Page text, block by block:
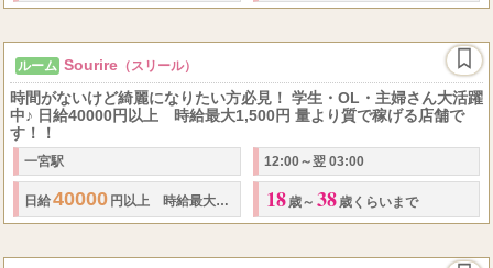
ルーム Sourire （スリール）
時間がないけど綺麗になりたい方必見！ 学生・OL・主婦さん大活躍
中♪ 日給40000円以上 時給最大1,500円 量より質で稼げる店舗で
す！！
一宮駅 12:00～翌 03:00
日給40000 円以上 時給最大1,500 円 ※出勤状況により金額は変わる場
18 歳～ 38 歳くらいまで